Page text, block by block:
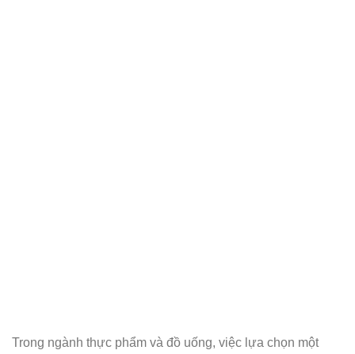
Trong ngành thực phẩm và đồ uống, việc lựa chọn một